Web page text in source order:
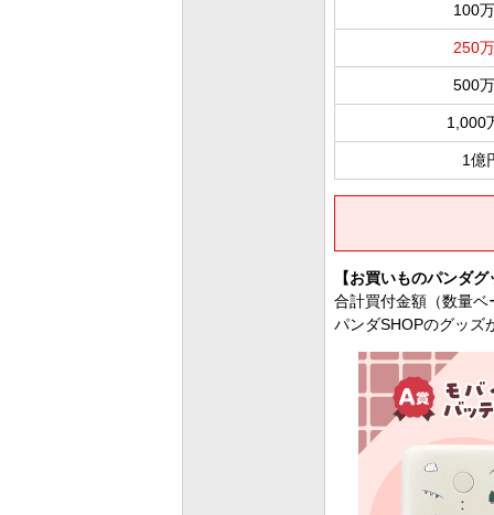
100
250
500
1,000
1億
【お買いものパンダ
合計買付金額（数量
パンダSHOPのグッズ